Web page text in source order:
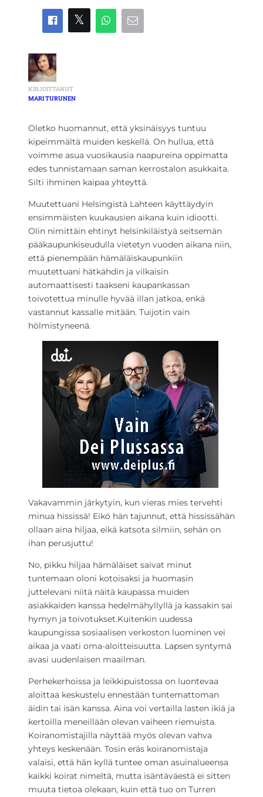
KIRJOITTANUT
MARI TURUNEN
Oletko huomannut, että yksinäisyys tuntuu
kipeimmältä muiden keskellä. On hullua, että
voimme asua vuosikausia naapureina oppimatta
edes tunnistamaan saman kerrostalon asukkaita.
Silti ihminen kaipaa yhteyttä.
Muutettuani Helsingistä Lahteen käyttäydyin
ensimmäisten kuukausien aikana kuin idiootti.
Olin nimittäin ehtinyt helsinkiläistyä seitsemän
pääkaupunkiseudulla vietetyn vuoden aikana niin,
että pienempään hämäläiskaupunkiin
muutettuani hätkähdin ja vilkaisin
automaattisesti taakseni kaupankassan
toivotettua minulle hyvää illan jatkoa, enkä
vastannut kassalle mitään. Tuijotin vain
hölmistyneenä.
Vakavammin järkytyin, kun vieras mies tervehti
minua hississä! Eikö hän tajunnut, että hississähän
ollaan aina hiljaa, eikä katsota silmiin, sehän on
ihan perusjuttu!
No, pikku hiljaa hämäläiset saivat minut
tuntemaan oloni kotoisaksi ja huomasin
juttelevani niitä näitä kaupassa muiden
asiakkaiden kanssa hedelmähyllyllä ja kassakin sai
hymyn ja toivotukset.Kuitenkin uudessa
kaupungissa sosiaalisen verkoston luominen vei
aikaa ja vaati oma-aloitteisuutta. Lapsen syntymä
avasi uudenlaisen maailman.
Perhekerhoissa ja leikkipuistossa on luontevaa
aloittaa keskustelu ennestään tuntemattoman
äidin tai isän kanssa. Aina voi vertailla lasten ikiä ja
kertoilla meneillään olevan vaiheen riemuista.
Koiranomistajilla näyttää myös olevan vahva
yhteys keskenään. Tosin eräs koiranomistaja
valaisi, että hän kyllä tuntee oman asuinalueensa
kaikki koirat nimeltä, mutta isäntäväestä ei sitten
muuta tietoa olekaan, kuin että tuo on Turren